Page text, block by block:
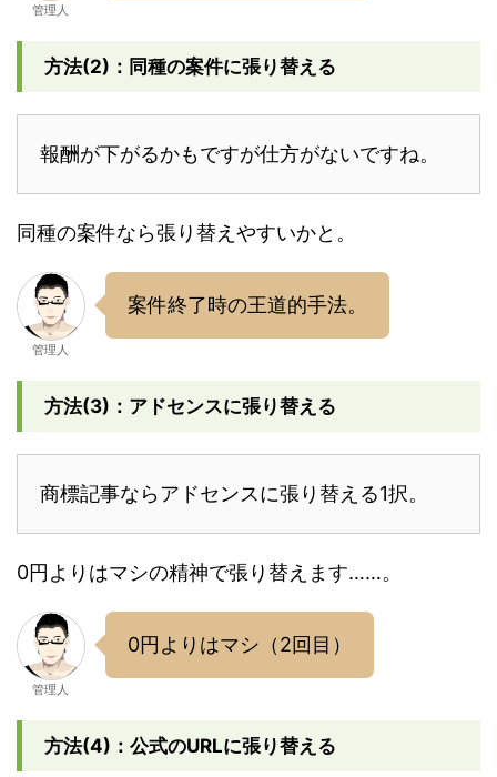
管理人
方法(2)：同種の案件に張り替える
報酬が下がるかもですが仕方がないですね。
同種の案件なら張り替えやすいかと。
管理人
案件終了時の王道的手法。
方法(3)：アドセンスに張り替える
商標記事ならアドセンスに張り替える1択。
0円よりはマシの精神で張り替えます……。
管理人
0円よりはマシ（2回目）
方法(4)：公式のURLに張り替える